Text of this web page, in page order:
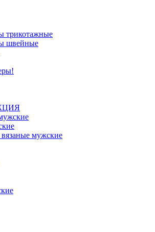
трикотажные
швейные
мужские